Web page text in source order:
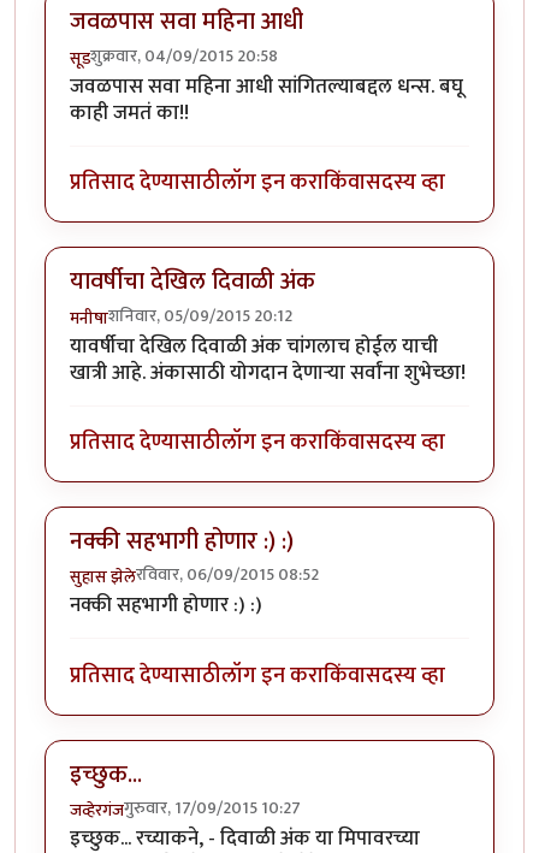
जवळपास सवा महिना आधी
सूडशुक्रवार, 04/09/2015 20:58
जवळपास सवा महिना आधी सांगितल्याबद्दल धन्स. बघू
काही जमतं का!!
प्रतिसाद देण्यासाठीलॉग इन कराकिंवासदस्य व्हा
यावर्षीचा देखिल दिवाळी अंक
मनीषाशनिवार, 05/09/2015 20:12
यावर्षीचा देखिल दिवाळी अंक चांगलाच होईल याची
खात्री आहे. अंकासाठी योगदान देणार्‍या सर्वांना शुभेच्छा!
प्रतिसाद देण्यासाठीलॉग इन कराकिंवासदस्य व्हा
नक्की सहभागी होणार :) :)
सुहास झेलेरविवार, 06/09/2015 08:52
नक्की सहभागी होणार :) :)
प्रतिसाद देण्यासाठीलॉग इन कराकिंवासदस्य व्हा
इच्छुक...
जव्हेरगंजगुरुवार, 17/09/2015 10:27
इच्छुक... रच्याकने, - दिवाळी अंक या मिपावरच्या